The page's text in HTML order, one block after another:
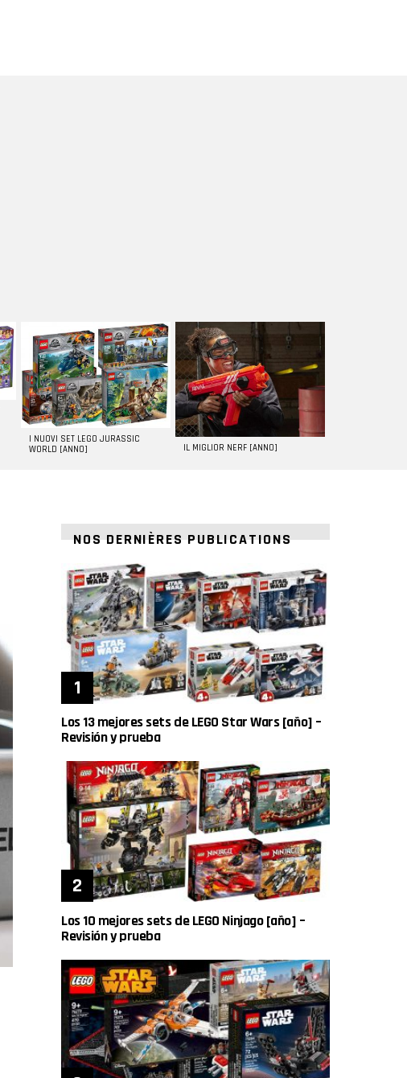
I NUOVI SET LEGO JURASSIC
WORLD [ANNO]
IL MIGLIOR NERF [ANNO]
NOS DERNIÈRES PUBLICATIONS
Los 13 mejores sets de LEGO Star Wars [año] –
Revisión y prueba
Los 10 mejores sets de LEGO Ninjago [año] –
Revisión y prueba